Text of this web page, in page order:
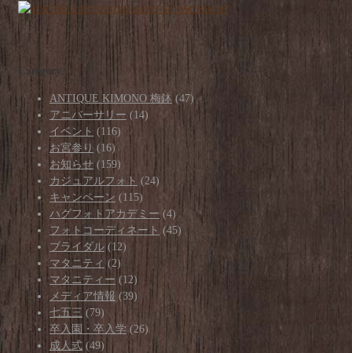
Category
ANTIQUE KIMONO 梅鉢 (47)
アニバーサリー (14)
イベント (116)
お宮参り (16)
お知らせ (159)
カジュアルフォト (24)
キャンペーン (115)
ハグフォトアカデミー (4)
フォトコーディネート (45)
ブライダル (12)
マタニティ (2)
マタニティー (12)
メディア情報 (39)
七五三 (79)
卒入園・卒入学 (26)
成人式 (49)